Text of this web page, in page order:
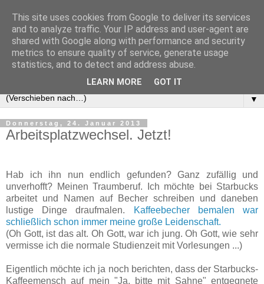
▼
Donnerstag, 24. Januar 2013
Arbeitsplatzwechsel. Jetzt!
Hab ich ihn nun endlich gefunden? Ganz zufällig und
unverhofft? Meinen Traumberuf. Ich möchte bei Starbucks
arbeitet und Namen auf Becher schreiben und daneben
lustige Dinge draufmalen.
Kaffeebecher bemalen war
schließlich schon immer meine große Leidenschaft.
(Oh Gott, ist das alt. Oh Gott, war ich jung. Oh Gott, wie sehr
vermisse ich die normale Studienzeit mit Vorlesungen ...)
Eigentlich möchte ich ja noch berichten, dass der Starbucks-
Kaffeemensch auf mein "Ja, bitte mit Sahne" entgegnete
This site uses cookies from Google to deliver its services
and to analyze traffic. Your IP address and user-agent are
shared with Google along with performance and security
metrics to ensure quality of service, generate usage
statistics, and to detect and address abuse.
LEARN MORE GOT IT